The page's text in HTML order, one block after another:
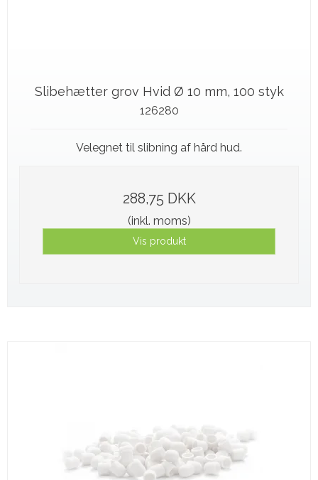
Slibehætter grov Hvid Ø 10 mm, 100 styk
126280
Velegnet til slibning af hård hud.
288,75 DKK
(inkl. moms)
Vis produkt